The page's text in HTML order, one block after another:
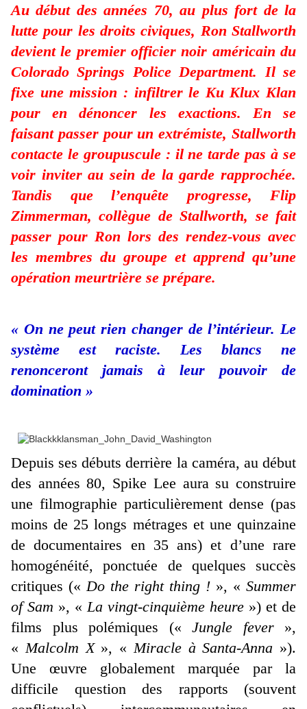
Au début des années 70, au plus fort de la
lutte pour les droits civiques, Ron Stallworth
devient le premier officier noir américain du
Colorado Springs Police Department. Il se
fixe une mission : infiltrer le Ku Klux Klan
pour en dénoncer les exactions. En se
faisant passer pour un extrémiste, Stallworth
contacte le groupuscule : il ne tarde pas à se
voir inviter au sein de la garde rapprochée.
Tandis que l’enquête progresse, Flip
Zimmerman, collègue de Stallworth, se fait
passer pour Ron lors des rendez-vous avec
les membres du groupe et apprend qu’une
opération meurtrière se prépare.
« On ne peut rien changer de l’intérieur. Le
système est raciste. Les blancs ne
renonceront jamais à leur pouvoir de
domination »
Depuis ses débuts derrière la caméra, au début
des années 80, Spike Lee aura su construire
une filmographie particulièrement dense (pas
moins de 25 longs métrages et une quinzaine
de documentaires en 35 ans) et d’une rare
homogénéité, ponctuée de quelques succès
critiques (« Do the right thing ! », « Summer
of Sam », « La vingt-cinquième heure ») et de
films plus polémiques (« Jungle fever»,
« Malcolm X», « Miracle à Santa-Anna »).
Une œuvre globalement marquée par la
difficile question des rapports (souvent